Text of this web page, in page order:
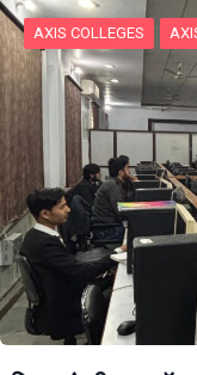
AXIS COLLEGES